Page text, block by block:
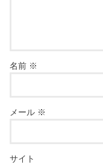
名前 ※
メール ※
サイト